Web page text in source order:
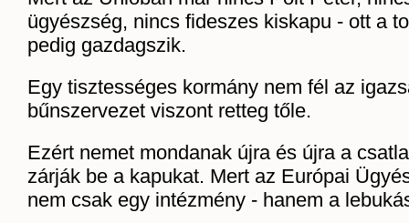
ügyészség, nincs fideszes kiskapu - ott a
pedig gazdagszik.
Egy tisztességes kormány nem fél az
bűnszervezet viszont retteg tőle.
Ezért nemet mondanak újra és újra a
zárják be a kapukat. Mert az Európai
nem csak egy intézmény - hanem a